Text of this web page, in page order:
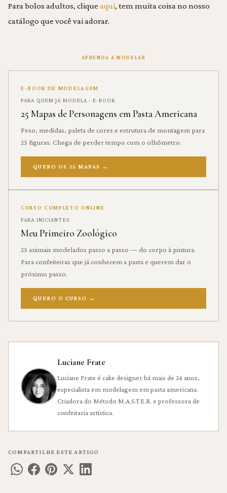
Para bolos adultos, clique aqui, tem muita coisa no nosso
catálogo que você vai adorar.
APRENDA A MODELAR
E-BOOK DE MODELAGEM
PARA QUEM JÁ MODELA · E-BOOK
25 Mapas de Personagens em Pasta Americana
Peso, medidas, paleta de cores e estrutura de montagem para
25 figuras. Chega de perder tempo com o olhômetro.
QUERO OS 25 MAPAS →
CURSO COMPLETO ONLINE
PARA INICIANTES
Meu Primeiro Zoológico
25 animais modelados passo a passo — do corpo à pintura.
Para confeiteiras que já conhecem a pasta e querem dar o
próximo passo.
QUERO O CURSO →
Luciane Frate
Luciane Frate é cake designer há mais de 24 anos,
especialista em modelagem em pasta americana.
Criadora do Método M.A.S.T.E.R. e professora de
confeitaria artística.
COMPARTILHE ESTE ARTIGO